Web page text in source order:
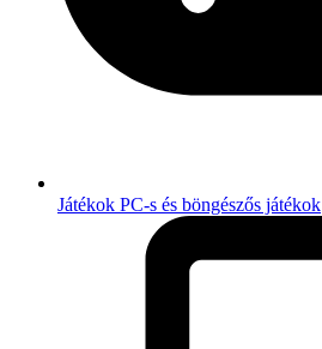
Játékok PC-s és böngészős játékok